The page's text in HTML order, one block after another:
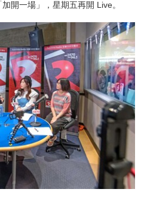
開一場」，星期五再開 Live。